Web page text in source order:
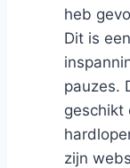
heb
Dit is
pauzes.
geschikt
zijn